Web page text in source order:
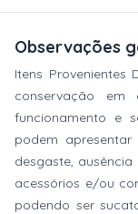
Observações
Itens Provenientes
conservação
funcionamento e
podem apresentar
desgaste,
acessórios e/ou
podendo ser